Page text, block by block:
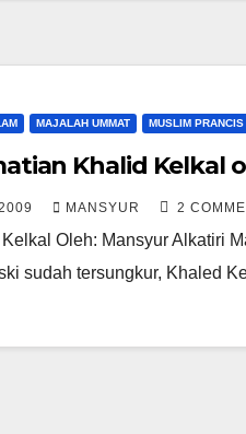
MAJALAH UMMAT MUSLIM PRANCIS
Khalid Kelkal
MANSYUR 2
Oleh: Mansyur Alkatiri
sudah tersungkur, Khaled